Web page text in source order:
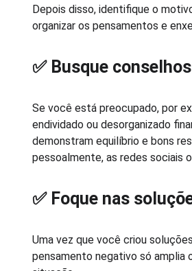
Depois disso, identifique o
organizar os pensamentos e
✅ Busque
Se você está preocupado, por
endividado ou desorganizado
demonstram equilíbrio e bons
pessoalmente, as redes sociais
✅ Foque nas
Uma vez que você criou
pensamento negativo só amplia